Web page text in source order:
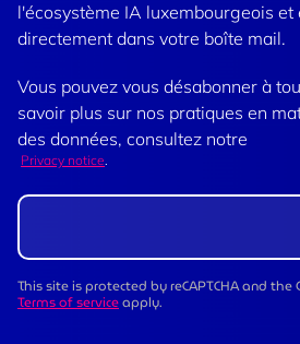
l'écosystème IA luxembourgeois
directement dans votre boîte mail.
Vous pouvez vous désabonner à
savoir plus sur nos pratiques en
des données, consultez notre
Privacy notice.
This site is protected by reCAPTCHA and the
Terms of serviceapply.